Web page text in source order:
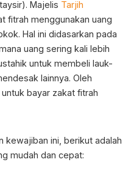
Majelis Tarjih
fitrah menggunakan uang
Hal ini didasarkan pada
uang sering kali lebih
untuk membeli lauk-
lainnya. Oleh
bayar zakat fitrah
kewajiban ini, berikut adalah
mudah dan cepat: